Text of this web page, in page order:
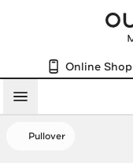
Online Shop
Menü
Pullover